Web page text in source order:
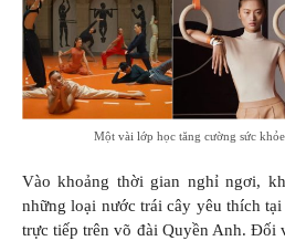
Một vài lớp học tăng cường sức
Vào khoảng thời gian nghỉ ngơi,
những loại nước trái cây yêu thích
trực tiếp trên võ đài Quyền Anh. Đối